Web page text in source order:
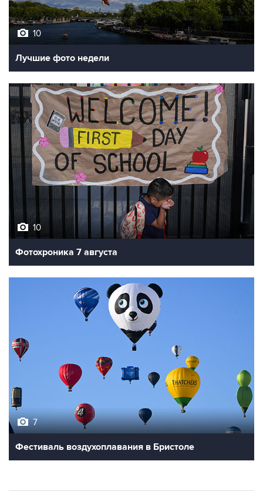
10
Лучшие фото недели
10
Фотохроника 7 августа
7
Фестиваль воздухоплавания в Бристоле